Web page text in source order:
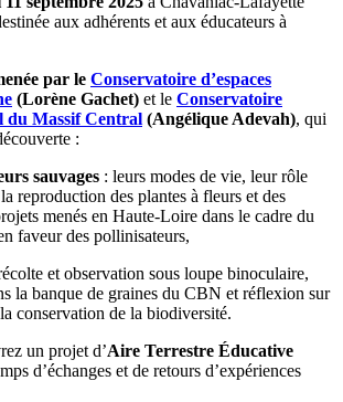
aux adhérents et aux éducateurs à
par le Conservatoire d’espaces
(Lorène Gachet) et le Conservatoire
du Massif Central (Angélique Adevah), qui
:
sauvages : leurs modes de vie, leur rôle
reproduction des plantes à fleurs et des
menés en Haute-Loire dans le cadre du
faveur des pollinisateurs,
et observation sous loupe binoculaire,
la banque de graines du CBN et réflexion sur
conservation de la biodiversité.
un projet d’Aire Terrestre Éducative
d’échanges et de retours d’expériences